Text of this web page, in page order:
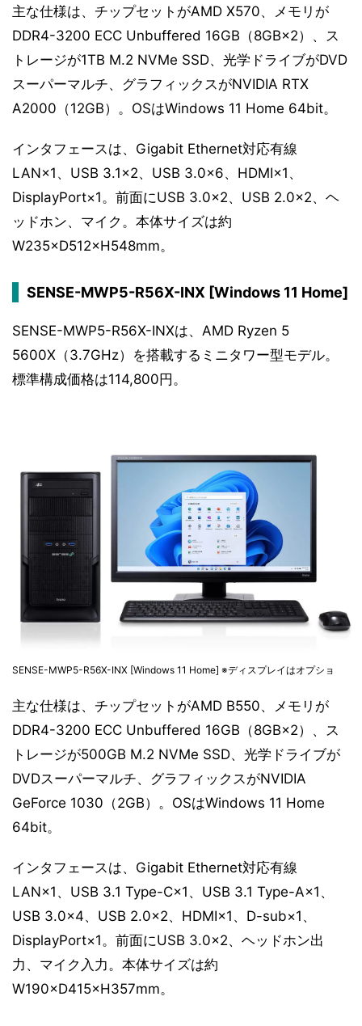
主な仕様は、チップセットがAMD X570、メモリが
DDR4-3200 ECC Unbuffered 16GB（8GB×2）、ス
トレージが1TB M.2 NVMe SSD、光学ドライブがDVD
スーパーマルチ、グラフィックスがNVIDIA RTX
A2000（12GB）。OSはWindows 11 Home 64bit。
インタフェースは、Gigabit Ethernet対応有線
LAN×1、USB 3.1×2、USB 3.0×6、HDMI×1、
DisplayPort×1。前面にUSB 3.0×2、USB 2.0×2、ヘ
ッドホン、マイク。本体サイズは約
W235×D512×H548mm。
SENSE-MWP5-R56X-INX [Windows 11 Home]
SENSE-MWP5-R56X-INXは、AMD Ryzen 5
5600X（3.7GHz）を搭載するミニタワー型モデル。
標準構成価格は114,800円。
SENSE-MWP5-R56X-INX [Windows 11 Home] ※ディスプレイはオプショ
主な仕様は、チップセットがAMD B550、メモリが
DDR4-3200 ECC Unbuffered 16GB（8GB×2）、ス
トレージが500GB M.2 NVMe SSD、光学ドライブが
DVDスーパーマルチ、グラフィックスがNVIDIA
GeForce 1030（2GB）。OSはWindows 11 Home
64bit。
インタフェースは、Gigabit Ethernet対応有線
LAN×1、USB 3.1 Type-C×1、USB 3.1 Type-A×1、
USB 3.0×4、USB 2.0×2、HDMI×1、D-sub×1、
DisplayPort×1。前面にUSB 3.0×2、ヘッドホン出
力、マイク入力。本体サイズは約
W190×D415×H357mm。